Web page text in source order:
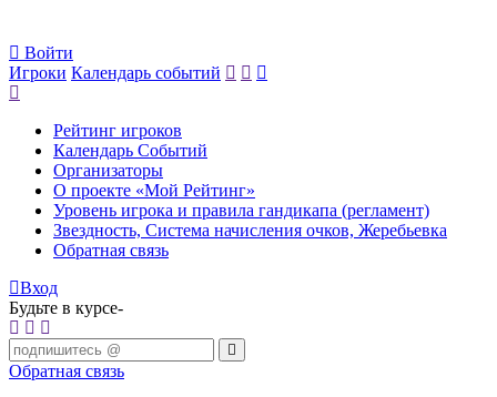
Войти
Игроки Календарь событий
Рейтинг игроков
Календарь Событий
Организаторы
О проекте «Мой Рейтинг»
Уровень игрока и правила гандикапа (регламент)
Звездность, Система начисления очков, Жеребьевка
Обратная связь
Вход
Будьте в курсе-
Обратная связь